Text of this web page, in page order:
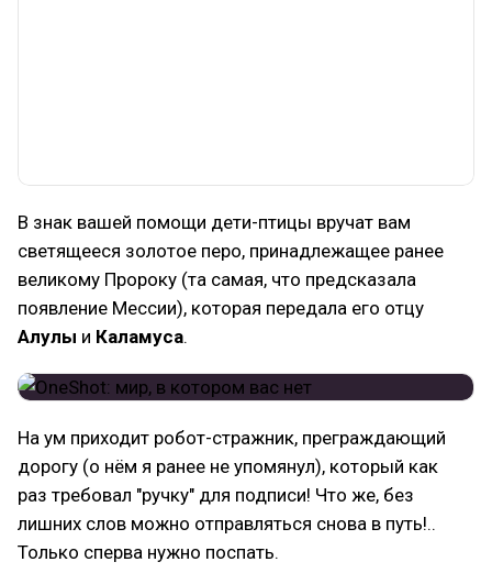
В знак вашей помощи дети-птицы вручат вам
светящееся золотое перо, принадлежащее ранее
великому Пророку (та самая, что предсказала
появление Мессии), которая передала его отцу
Алулы и Каламуса.
На ум приходит робот-стражник, преграждающий
дорогу (о нём я ранее не упомянул), который как
раз требовал "ручку" для подписи! Что же, без
лишних слов можно отправляться снова в путь!..
Только сперва нужно поспать.